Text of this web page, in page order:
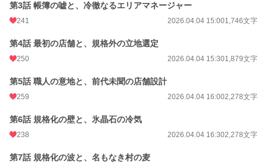
文字数 103,468
月間ポイント
年間ポイント 46,665 pt (10,971 位)
累計ポイント
第3話 帳簿の嘘と、冷徹なるエリアマネージャー
241 2026.04.04 15:001,746文字
第4話 最初の店舗と、規格外の立地選定
250 2026.04.04 15:301,879文字
第5話 職人の意地と、前代未聞の店舗設計
259 2026.04.04 16:002,278文字
第6話 規格化の壁と、氷晶石の冷気
238 2026.04.04 16:302,278文字
第7話 規格化の波と、名もなき村の麦